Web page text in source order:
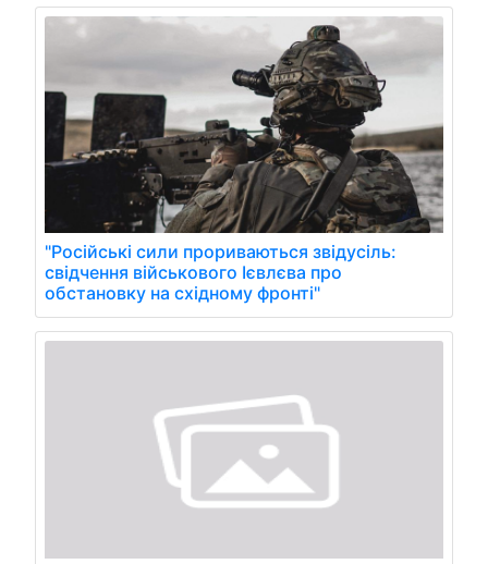
"Російські сили прориваються звідусіль:
свідчення військового Ієвлєва про
обстановку на східному фронті"